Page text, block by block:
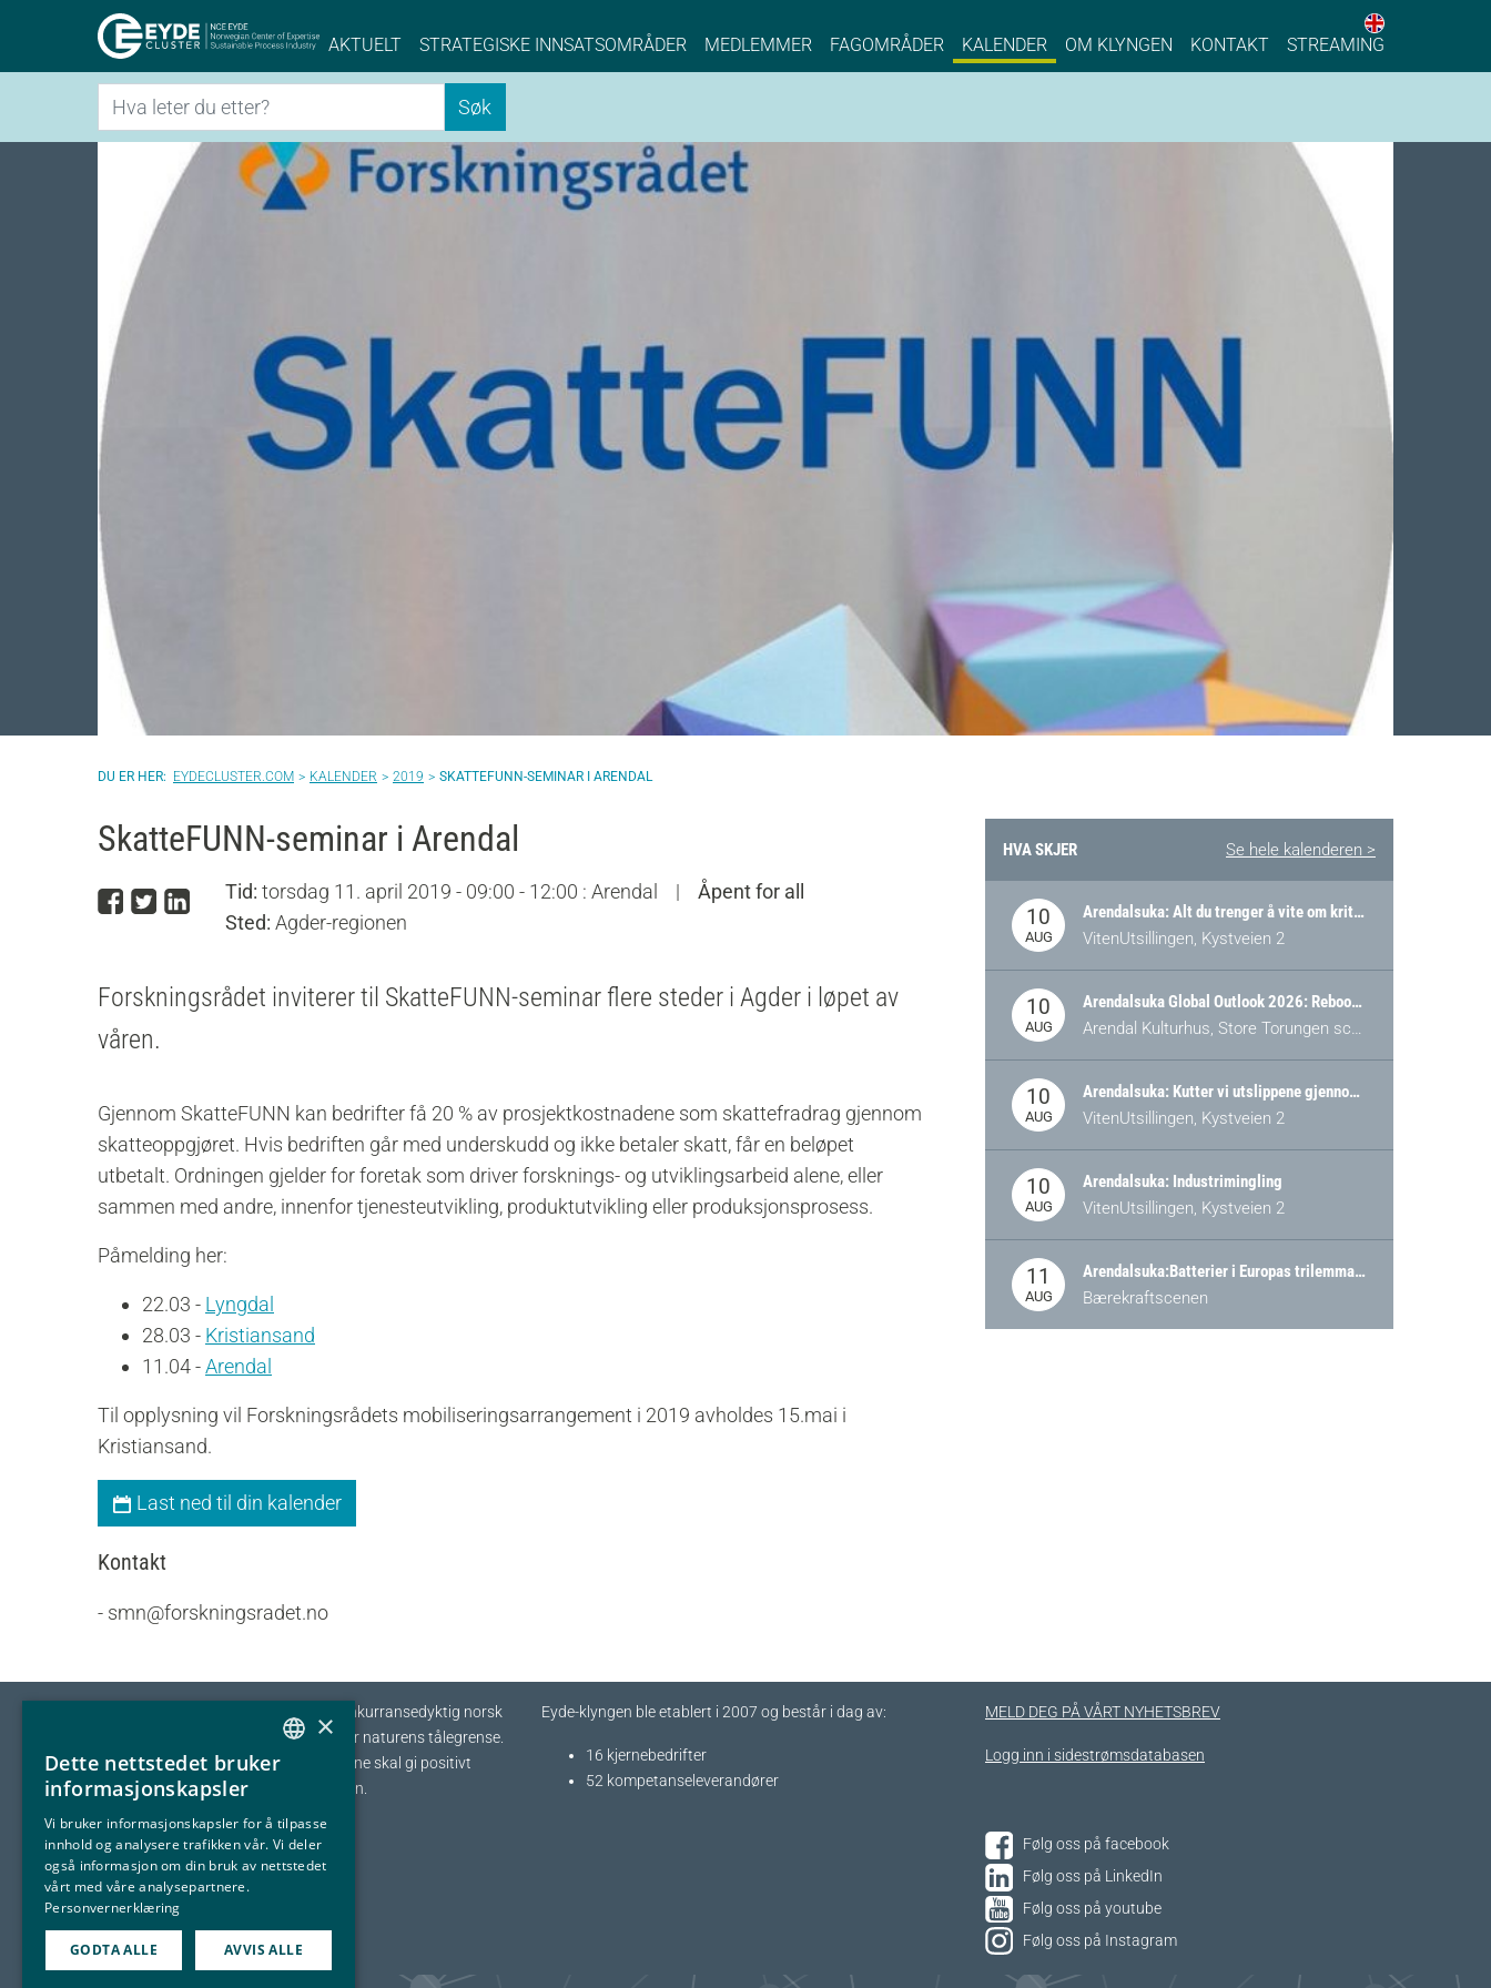
Eyde-Cluster | NCE EYDE, Norwegian Center of Expertise, Sustainable Process Industry
AKTUELT STRATEGISKE INNSATSOMRÅDER MEDLEMMER FAGOMRÅDER KALENDER OM KLYNGEN KONTAKT STREAMING
English
Søk Søk
EYDECLUSTER.COM KALENDER 2019 SKATTEFUNN-SEMINAR I ARENDAL
SkatteFUNN-seminar i Arendal
Del på Facebook
Del på Twitter
Del på LinkedIn
Tid: torsdag 11. april 2019 - 09:00 - 12:00 : Arendal |
Åpent for all
Sted: Agder-regionen
Forskningsrådet inviterer til SkatteFUNN-seminar flere steder i Agder i løpet av
våren.
Gjennom SkatteFUNN kan bedrifter få 20 % av prosjektkostnadene som skattefradrag gjennom
skatteoppgjøret. Hvis bedriften går med underskudd og ikke betaler skatt, får en beløpet
utbetalt. Ordningen gjelder for foretak som driver forsknings- og utviklingsarbeid alene, eller
sammen med andre, innenfor tjenesteutvikling, produktutvikling eller produksjonsprosess.
Påmelding her:
22.03 - Lyngdal
28.03 - Kristiansand
11.04 -Arendal
Til opplysning vil Forskningsrådets mobiliseringsarrangement i 2019 avholdes 15.mai i
Kristiansand.
Last ned til din kalender
Kontakt
- smn@forskningsradet.no
HVA SKJER Se hele kalenderen >
10
AUG
Arendalsuka: Alt du trenger å vite om kritiske og strategiske verdikjeder i Norge
VitenUtsillingen, Kystveien 2
10
AUG
Arendalsuka Global Outlook 2026: Rebooting Democracy for a New World Order
Arendal Kulturhus, Store Torungen scene
10
AUG
Arendalsuka: Kutter vi utslippene gjennom omstilling – eller tap av industri?
VitenUtsillingen, Kystveien 2
10
AUG
Arendalsuka: Industrimingling
VitenUtsillingen, Kystveien 2
11
AUG
Arendalsuka:Batterier i Europas trilemma: Energisikkerhet, konkurransekraft og bærekraft (Battery Norway-arrangement)
Bærekraftscenen
Eyde-klyngen skal sikre tilvekst og konkurransedyktig norsk
prosessindustri som opererer innenfor naturens tålegrense.
I fellesskap streber vi etter at bedriftene skal gi positivt
bidrag tilbake til samfunnet og naturen.
Eyde-klyngen ble etablert i 2007 og består i dag av:
16 kjernebedrifter​
52 kompetanseleverandører
MELD DEG PÅ VÅRT NYHETSBREV
Logg inn i sidestrømsdatabasen
Følg oss på facebook
Følg oss på LinkedIn
Følg oss på youtube
Følg oss på Instagram
NORWEGIAN
×
Dette nettstedet bruker
informasjonskapsler
Vi bruker informasjonskapsler for å tilpasse
innhold og analysere trafikken vår. Vi deler
også informasjon om din bruk av nettstedet
vårt med våre analysepartnere.
Personvernerklæring
GODTA ALLE AVVIS ALLE